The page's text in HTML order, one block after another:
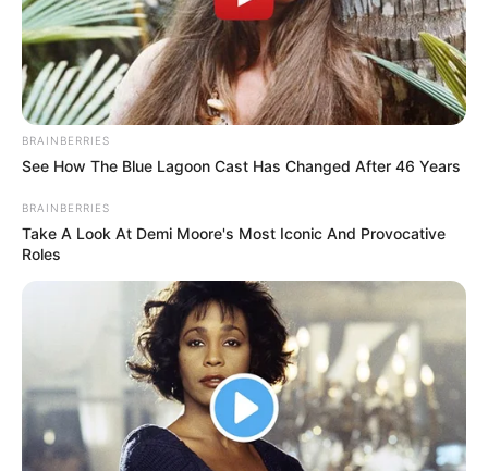
BRAINBERRIES
See How The Blue Lagoon Cast Has Changed After 46 Years
BRAINBERRIES
Take A Look At Demi Moore's Most Iconic And Provocative
Roles